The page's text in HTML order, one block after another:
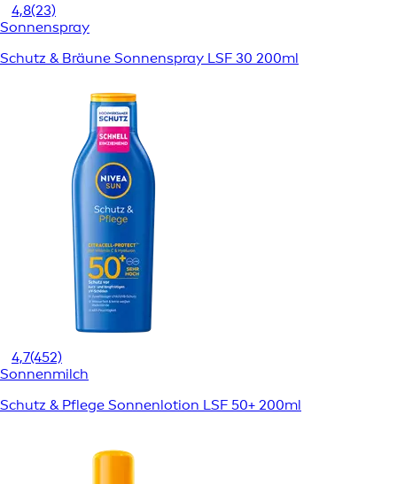
4,8(23)
Sonnenspray
Schutz & Bräune Sonnenspray LSF 30 200ml
4,7(452)
Sonnenmilch
Schutz & Pflege Sonnenlotion LSF 50+ 200ml